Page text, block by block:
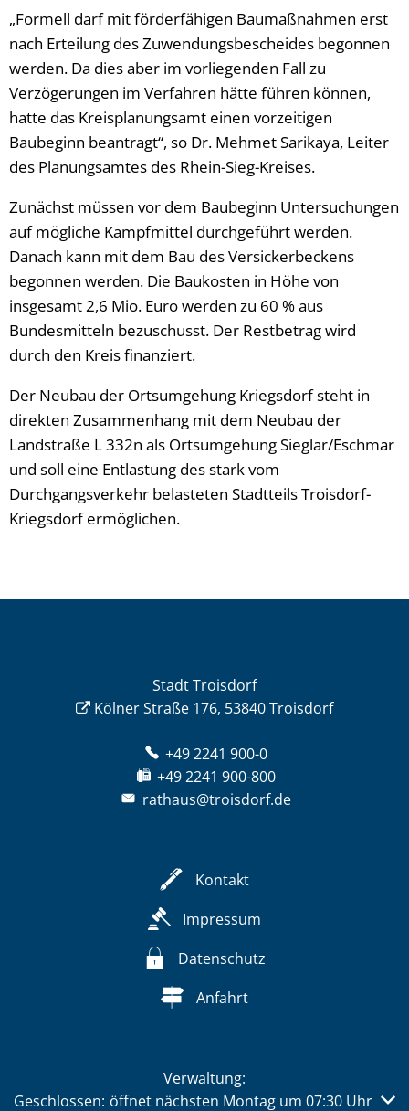
„Formell darf mit förderfähigen Baumaßnahmen erst
nach Erteilung des Zuwendungsbescheides begonnen
werden. Da dies aber im vorliegenden Fall zu
Verzögerungen im Verfahren hätte führen können,
hatte das Kreisplanungsamt einen vorzeitigen
Baubeginn beantragt“, so Dr. Mehmet Sarikaya, Leiter
des Planungsamtes des Rhein-Sieg-Kreises.
Zunächst müssen vor dem Baubeginn Untersuchungen
auf mögliche Kampfmittel durchgeführt werden.
Danach kann mit dem Bau des Versickerbeckens
begonnen werden. Die Baukosten in Höhe von
insgesamt 2,6 Mio. Euro werden zu 60 % aus
Bundesmitteln bezuschusst. Der Restbetrag wird
durch den Kreis finanziert.
Der Neubau der Ortsumgehung Kriegsdorf steht in
direkten Zusammenhang mit dem Neubau der
Landstraße L 332n als Ortsumgehung Sieglar/Eschmar
und soll eine Entlastung des stark vom
Durchgangsverkehr belasteten Stadtteils Troisdorf-
Kriegsdorf ermöglichen.
Stadt Troisdorf
Kölner Straße 176, 53840 Troisdorf
+49 2241 900-0
+49 2241 900-800
rathaus@troisdorf.de
Kontakt
Impressum
Datenschutz
Anfahrt
Verwaltung:
Klicken, um weitere Öffnungs- oder Schließzeiten
Geschlossen: öffnet nächsten Montag um 07:30 Uhr